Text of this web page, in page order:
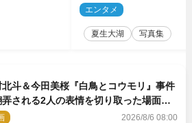
行カット解禁
エンタメ
夏生大湖 写真集
北斗＆今田美桜『白鳥とコウモリ』事件
弄される2人の表情を切り取った場面写
2026/8/6 08:00